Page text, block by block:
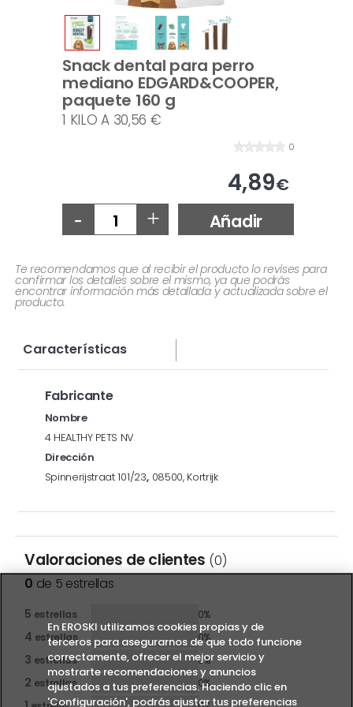
Snack dental para perro
mediano EDGARD&COOPER,
paquete 160 g
0
4,89€
1 KILO A 30,56 €
- + Añadir
Te recomendamos que al recibir el producto lo revises para
confirmar los detalles sobre el mismo, ya que podrás
encontrar información más detallada y actualizada sobre el
producto.
Características
Fabricante
Nombre
4 HEALTHY PETS NV
Dirección
Spinnerijstraat 101/23,, 08500, Kortrijk
Valoraciones de clientes (0)
0 de 5 estrellas
5 estrellas 0%
4 estrellas 0%
3 estrellas 0%
2 estrellas 0%
En EROSKI utilizamos cookies propias y de
terceros para asegurarnos de que todo funcione
correctamente, ofrecer el mejor servicio y
mostrarte recomendaciones y anuncios
ajustados a tus preferencias. Haciendo clic en
'Configuración', podrás ajustar tus preferencias